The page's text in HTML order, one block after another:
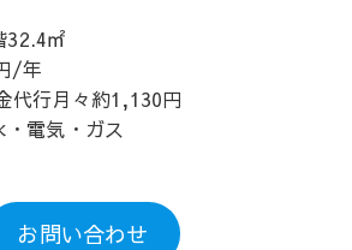
32.4㎡
/年
代行月々約1,130円
電気・ガス
お問い合わせ